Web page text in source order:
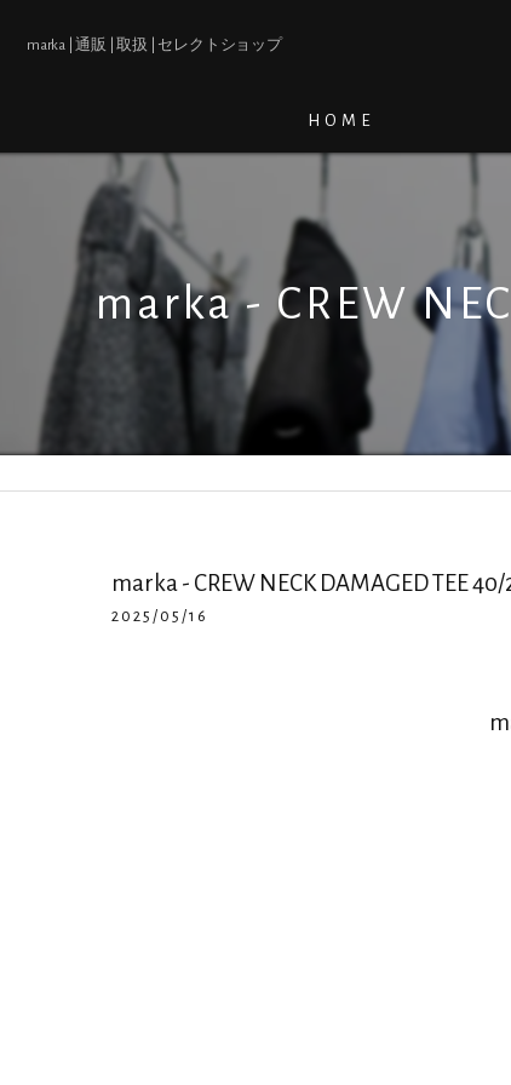
marka | 通販 | 取扱 | セレクトショップ
HOME
marka - CREW
marka - CREW NECK DAMAGED TEE
2025/05/16